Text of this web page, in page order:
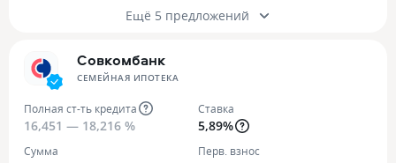
Ещё 5 предложений
Совкомбанк
СЕМЕЙНАЯ ИПОТЕКА
Полная ст-ть кредита
16,451 — 18,216 %
Ставка
5,89%
Сумма Перв. взнос